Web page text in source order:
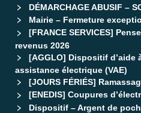
DÉMARCHAGE ABUSIF –
Mairie – Fermeture
[FRANCE SERVICES]
revenus 2026
[AGGLO] Dispositif d’aide
assistance électrique (VAE)
[JOURS FÉRIÉS]
[ENEDIS] Coupures
Dispositif – Argent de